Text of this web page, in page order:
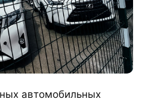
автомобильных